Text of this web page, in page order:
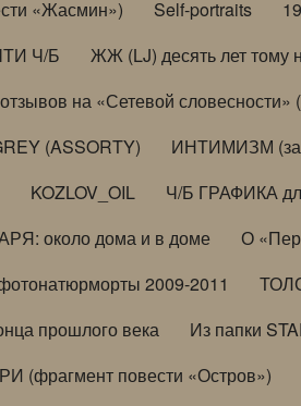
«Жасмин») Self-portraits
Ч/Б ЖЖ (LJ) десять лет тому
на «Сетевой словесности»
(ASSORTY) ИНТИМИЗМ
KOZLOV_OIL Ч/Б ГРАФИКА
около дома и в доме О
2009-2011
прошлого века Из папки
(фрагмент повести «Остров»)